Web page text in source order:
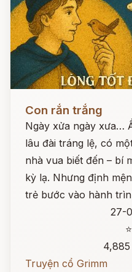
Con rắn trắng
Ngày xửa ngày xưa…
lâu đài tráng lệ, có
nhà vua biết đến – bí
kỳ lạ. Nhưng định
trẻ bước vào hành
27-
Truyện cổ Grimm